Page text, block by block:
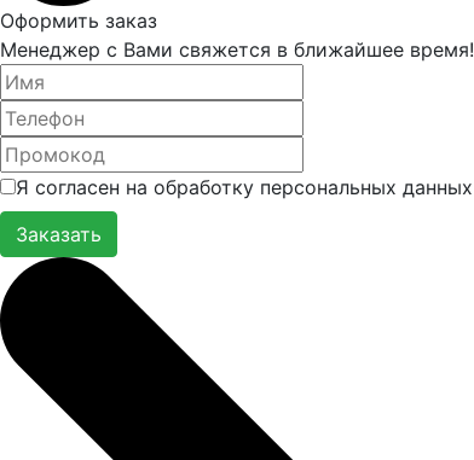
Оформить заказ
Менеджер с Вами свяжется в ближайшее время!
Я согласен на обработку персональных данных
Заказать